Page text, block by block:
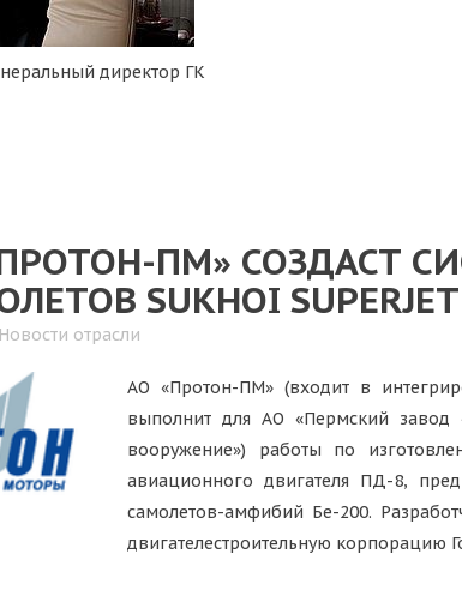
директор ГК
ПМ» СОЗДАСТ
SUKHOI
Новости отрасли
АО «Протон-ПМ» (входит в
выполнит для АО «Пермский завод
вооружение») работы по
авиационного двигателя ПД-8,
самолетов-амфибий Бе-200.
двигателестроительную корпорацию